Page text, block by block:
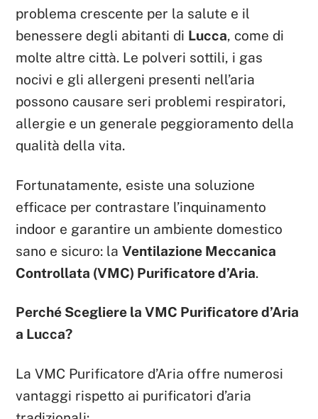
problema crescente per la salute e il
benessere degli abitanti di Lucca, come di
molte altre città. Le polveri sottili, i gas
nocivi e gli allergeni presenti nell’aria
possono causare seri problemi respiratori,
allergie e un generale peggioramento della
qualità della vita.
Fortunatamente, esiste una soluzione
efficace per contrastare l’inquinamento
indoor e garantire un ambiente domestico
sano e sicuro: laVentilazione Meccanica
Controllata (VMC) Purificatore d’Aria.
Perché Scegliere la VMC Purificatore d’Aria
a Lucca?
La VMC Purificatore d’Aria offre numerosi
vantaggi rispetto ai purificatori d’aria